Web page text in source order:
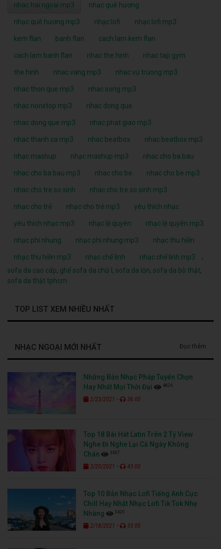
nhac hai ngoai mp3 nhạc quê hương
nhạc quê hương mp3 nhạc lofi nhạc lofi mp3
kem flan banh flan cach lam kem flan
cach lam banh flan nhac the hinh nhac tap gym
the hinh nhac vang mp3 nhac vu truong mp3
nhac thon que mp3 nhac song mp3
nhac nonstop mp3 nhac dong que
nhac dong que mp3 nhac phat giao mp3
nhac thanh ca mp3 nhac beatbox nhac beatbox mp3
nhạc mashup nhạc mashup mp3 nhac cho ba bau
nhac cho ba bau mp3 nhac cho be nhac cho be mp3
nhac cho tre so sinh nhac cho tre so sinh mp3
nhạc cho trẻ nhạc cho trẻ mp3 yêu thích nhạc
yêu thích nhạc mp3 nhạc lệ quyên nhạc lệ quyên mp3
nhạc phi nhung nhạc phi nhung mp3 nhạc thu hiền
nhạc thu hiền mp3 nhạc chế linh nhạc chế linh mp3
,
sofa da cao cấp, ghế sofa da chữ l , sofa da lộn, sofa da bò thật,
sofa da thật tphcm
TOP LIST XEM NHIỀU NHẤT
NHẠC NGOẠI MỚI NHẤT Đọc thêm
Những Bản Nhạc Pháp Tuyển Chọn
Hay Nhất Mọi Thời Đại
4826
2/23/2021 - 36:00
Top 18 Bài Hát Latin Trên 2 Tỷ View
Nghe Đi Nghe Lại Cả Ngày Không
Chán
3657
2/20/2021 - 43:00
Top 10 Bản Nhạc Lofi Tiếng Anh Cực
Chill Hay Nhất Nhạc Lofi Tik Tok Nhẹ
Nhàng
5420
2/18/2021 - 35:00